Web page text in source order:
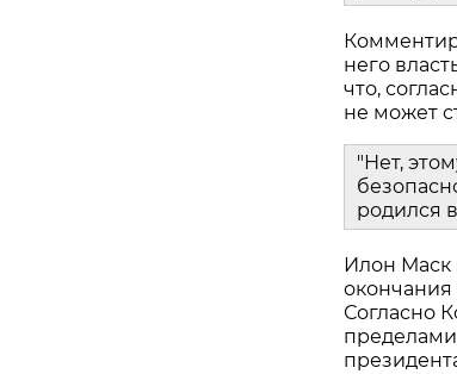
него
что,
не может
"Нет,
родился
Илон Маск
Согласно
пределами